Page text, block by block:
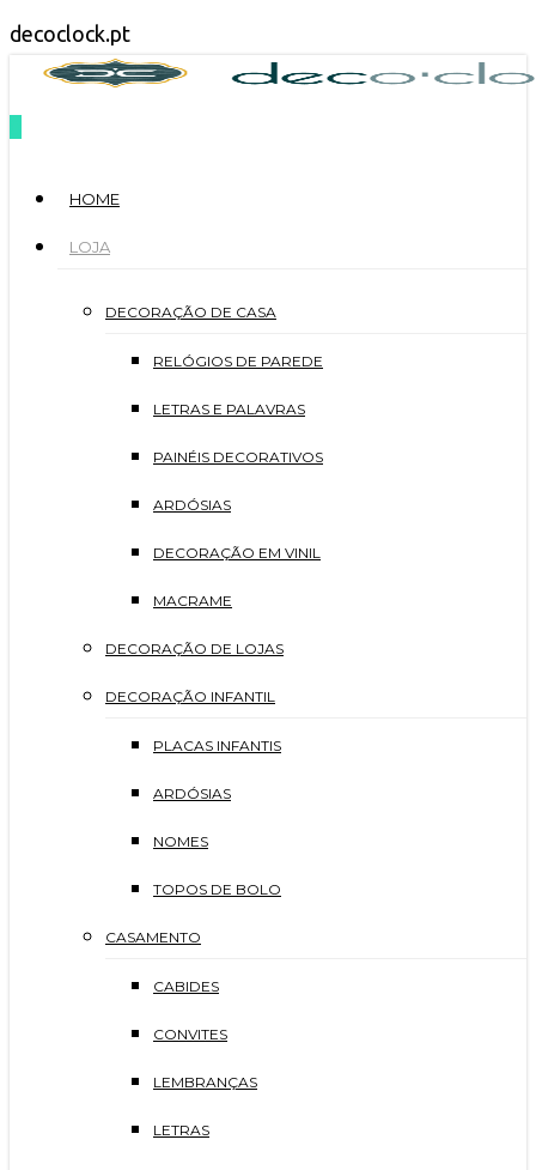
decoclock.ptSkip
to
HOME
LOJA
DECORAÇÃO DE CASA
RELÓGIOS DE PAREDE
LETRAS E PALAVRAS
PAINÉIS DECORATIVOS
ARDÓSIAS
DECORAÇÃO EM VINIL
MACRAME
DECORAÇÃO DE LOJAS
DECORAÇÃO INFANTIL
PLACAS INFANTIS
ARDÓSIAS
NOMES
TOPOS DE BOLO
CASAMENTO
CABIDES
CONVITES
LEMBRANÇAS
LETRAS